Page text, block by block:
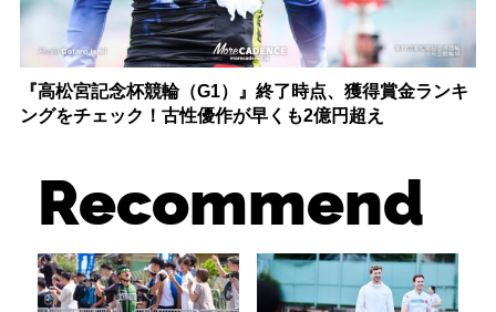
『高松宮記念杯競輪（G1）』終了時点、獲得賞金ランキ
ングをチェック！古性優作が早くも2億円超え
Recommend